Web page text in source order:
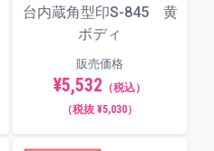
台内蔵角型印S-845 黄
ボディ
販売価格
¥5,532 （税込）
（税抜 ¥5,030）